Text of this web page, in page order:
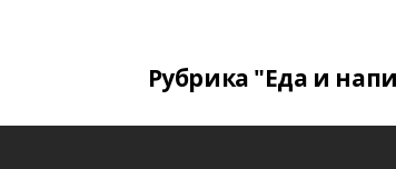
Рубрика "Еда и